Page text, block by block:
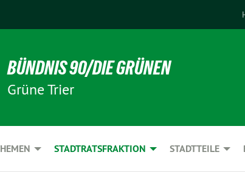
BÜNDNIS 90/DIE GRÜNEN
Grüne Trier
STADTRATSFRAKTION STADTTEILE